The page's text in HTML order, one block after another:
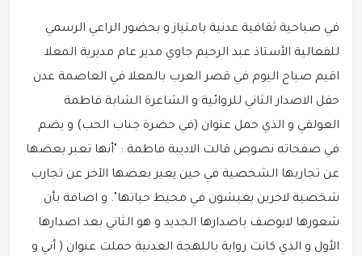
في صباحية ثقافية عدنية بامتياز و بحضور الراعي الرسمي
للفعالية الأستاذ عبد الرحيم جاوي مدير عام مديرية المعلا
اقيم صباح اليوم في قصر العرب بالمعلا في العاصمة عدن
حفل الاصدار الثاني للروائية و الشاعرة الشابة فاطمة
العولقي و الذي حمل عنوان (في حضرة جناب الحب) و يضم
في صفحاته نصوص قالت الاديبة فاطمة : "أنها تعبر بعضها
عن تجاربها الشخصية في حين يعبر بعضها الآخر عن تجارب
شخصية لاخرين يعيشون في محيط حياتها". و اضافة بأن
شعورها لايوصف باصدارها الجديد و هو الثاني بعد اصدارها
الأول و الذي كانت رواية باللهجة العدنية حملت عنوان ( أني و